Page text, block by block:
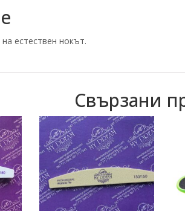
естествен нокът.
Свързани